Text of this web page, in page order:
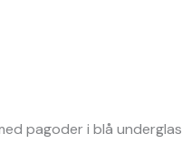
pagoder i blå